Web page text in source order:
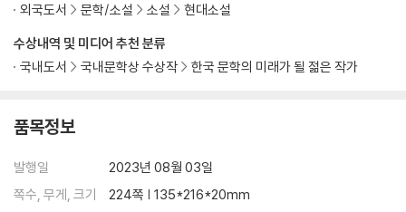
수상내역 및 미디어 추천 분류
국내도서
국내문학상 수상작 한국 문학의 미래가 될 젊은 작가
외국도서
문학/소설 소설 현대소설
품목정보
발행일
2023년 08월 03일
쪽수, 무게, 크기
224쪽 | 135*216*20mm